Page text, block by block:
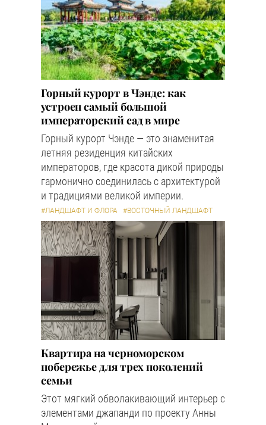
Горный курорт в Чэнде: как
устроен самый большой
императорский сад в мире
Горный курорт Чэнде — это знаменитая
летняя резиденция китайских
императоров, где красота дикой природы
гармонично соединилась с архитектурой
и традициями великой империи.
#ЛАНДШАФТ И ФЛОРА #ВОСТОЧНЫЙ ЛАНДШАФТ
Квартира на черноморском
побережье для трех поколений
семьи
Этот мягкий обволакивающий интерьер с
элементами джапанди по проекту Анны